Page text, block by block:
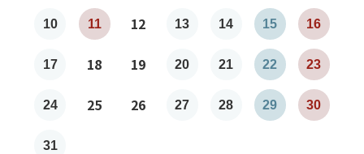
10 11 12 13 14 15 16
17 18 19 20 21 22 23
24 25 26 27 28 29 30
31